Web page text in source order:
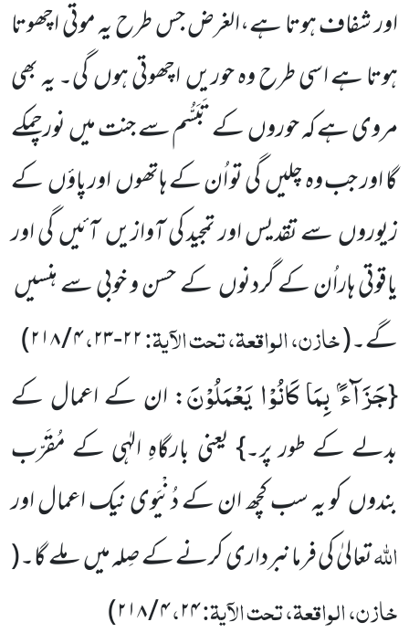
اور شفاف ہوتا ہے،الغرض جس طرح یہ موتی اچھوتا
ہوتا ہے اسی طرح وہ حوریں اچھوتی ہوں گی۔ یہ بھی
مروی ہے کہ حوروں کے تَبَسُّم سے جنت میں نورچمکے
گا اور جب وہ چلیں گی تو اُن کے ہاتھوں اور پاؤں کے
زیوروں سے تقدیس اور تمجید کی آوازیں آئیں گی اور
یاقوتی ہاراُن کے گردنوں کے حسن و خوبی سے ہنسیں
گے۔(خازن، الواقعۃ، تحت الآیۃ:۲۲-۲۳ ،۴ / ۲۱۸
)
{جَزَآءًۢ بِمَا كَانُوْا یَعْمَلُوْنَ: ان کے اعمال کے
بدلے کے طور پر۔} یعنی بارگاہِ الہٰی کے مُقَرّب
بندوں کو یہ سب کچھ ان کے دُنْیَوی نیک اعمال اور
اللہتعالیٰ کی فرمانبرداری کرنے کے صِلہ میں ملے گا۔(
خازن، الواقعۃ، تحت الآیۃ:۲۴،۴ / ۲۱۸ )